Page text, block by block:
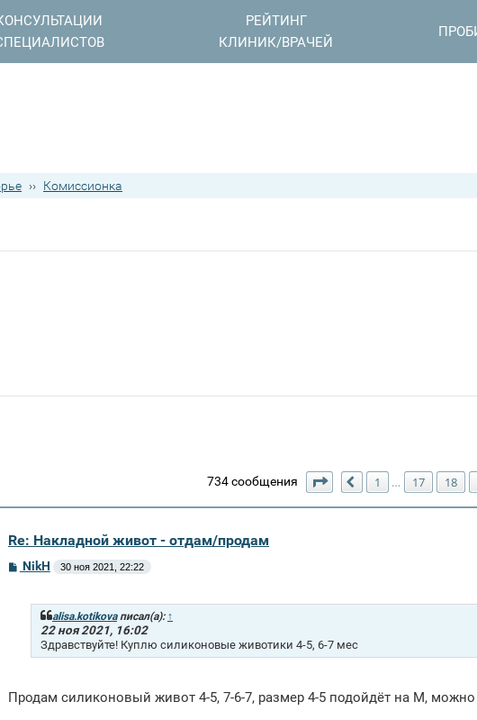
РЕЙТИНГ
КЛИНИК/ВРАЧЕЙ
›› Комиссионка
734 сообщения Страница 21 из21
Пред.
1 … 17 18
Re: Накладной живот - отдам/продам
СNikH 30 ноя 2021, 22:22
alisa.kotikovaписал(а): ↑
22 ноя 2021, 16:02
Здравствуйте! Куплю силиконовые животики 4-5, 6-7 мес
Продам силиконовый живот 4-5, 7-6-7, размер 4-5 подойдёт на М,